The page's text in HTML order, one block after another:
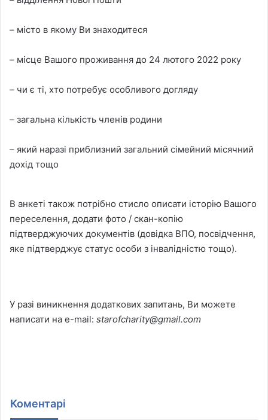
– місто в якому Ви знаходитеся
– місце Вашого проживання до 24 лютого 2022 року
– чи є ті, хто потребує особливого догляду
– загальна кількість членів родини
– який наразі приблизний загальний сімейний місячний
дохід тощо
В анкеті також потрібно стисло описати історію Вашого
переселення, додати фото / скан-копію
підтверджуючих документів (довідка ВПО, посвідчення,
яке підтверджує статус особи з інвалідністю тощо).
У разі виникнення додаткових запитань, Ви можете
написати на e-mail: starofcharity@gmail.com
Коментарі